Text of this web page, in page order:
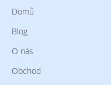
Domů
Blog
O nás
Obchod